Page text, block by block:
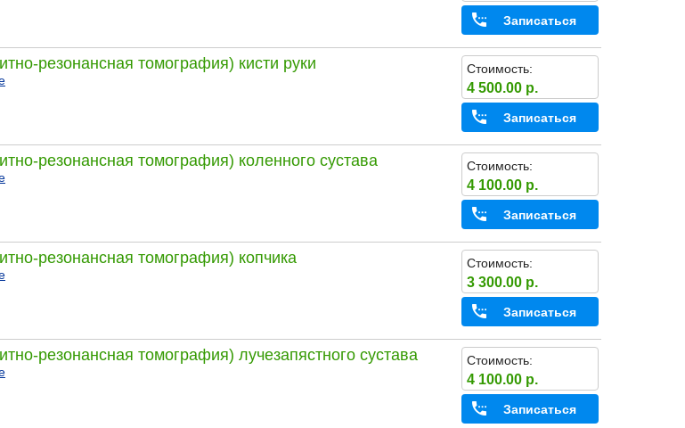
Записаться
резонансная томография) кисти руки Стоимость:
4 500.00 р.
Записаться
резонансная томография) коленного сустава Стоимость:
4 100.00 р.
Записаться
резонансная томография) копчика Стоимость:
3 300.00 р.
Записаться
резонансная томография) лучезапястного сустава Стоимость:
4 100.00 р.
Записаться